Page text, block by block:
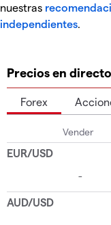
nuestras
independientes.
Precios en
Forex